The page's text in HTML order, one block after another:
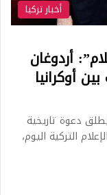
أخبار تركيا
أردوغان
أوكرانيا
دعوة تاريخية
التركية اليوم،